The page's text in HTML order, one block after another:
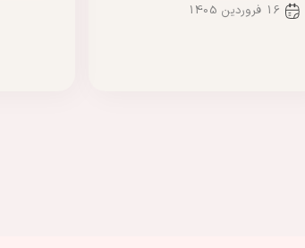
16 فروردین 1405